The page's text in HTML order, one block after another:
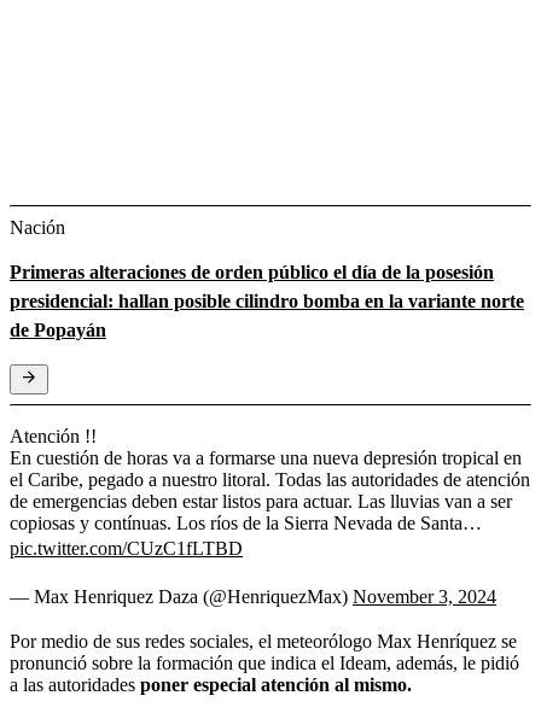
Nación
Primeras alteraciones de orden público el día de la posesión
presidencial: hallan posible cilindro bomba en la variante norte
de Popayán
Atención !!
En cuestión de horas va a formarse una nueva depresión tropical en
el Caribe, pegado a nuestro litoral. Todas las autoridades de atención
de emergencias deben estar listos para actuar. Las lluvias van a ser
copiosas y contínuas. Los ríos de la Sierra Nevada de Santa…
pic.twitter.com/CUzC1fLTBD
— Max Henriquez Daza (@HenriquezMax) November 3, 2024
Por medio de sus redes sociales, el meteorólogo Max Henríquez se
pronunció sobre la formación que indica el Ideam, además, le pidió
a las autoridades poner especial atención al mismo.